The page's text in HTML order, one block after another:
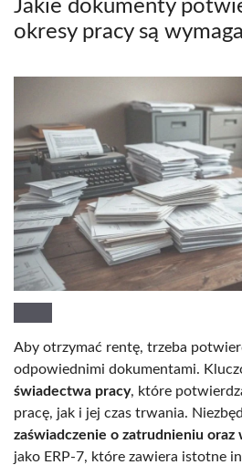
Jakie dokumenty
okresy pracy są
Aby otrzymać rentę, trzeba
odpowiednimi dokumentami.
świadectwa pracy, które
pracę, jak i jej czas trwania.
zaświadczenie o zatrudnieniu oraz
jako ERP-7, które zawiera istotne